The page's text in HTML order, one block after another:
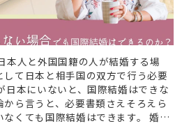
本人と外国国籍の人が結婚する場
て日本と相手国の双方で行う必要
日本にいないと、国際結婚はできな
ら言うと、必要書類さえそろえら
くても国際結婚はできます。 婚姻